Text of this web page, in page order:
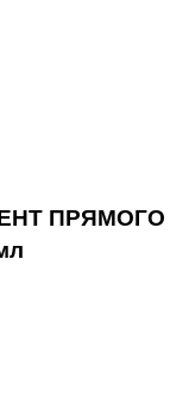
ПРЯМОГО